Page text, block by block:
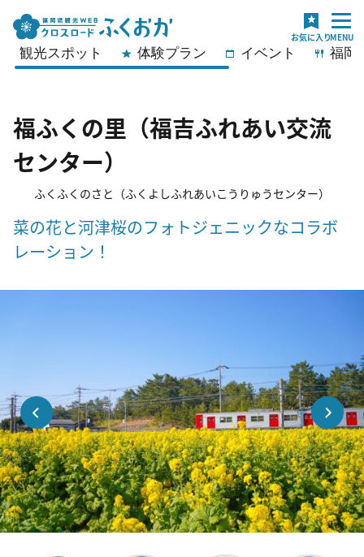
観光スポット 体験プラン イベント 福岡
福ふくの里（福吉ふれあい交流
センター）
ふくふくのさと（ふくよしふれあいこうりゅうセンター）
菜の花と河津桜のフォトジェニックなコラボ
レーション！